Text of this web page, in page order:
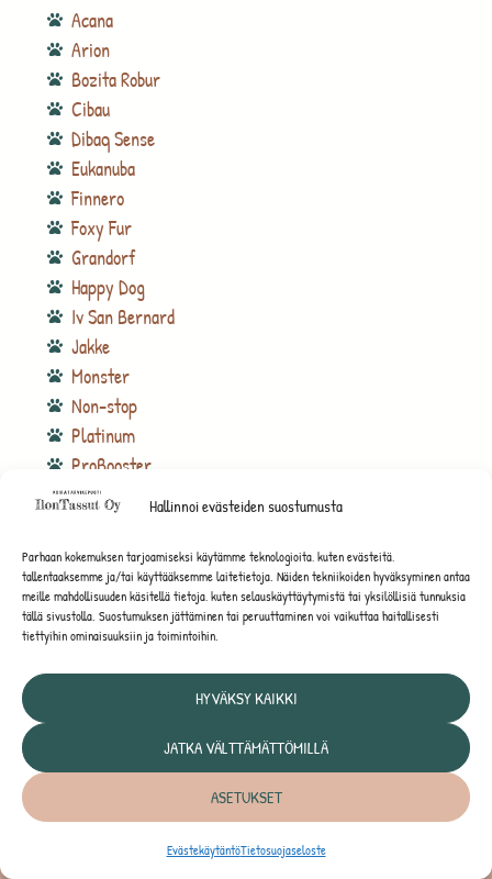
Hallinnoi evästeiden suostumusta
Parhaan kokemuksen tarjoamiseksi käytämme teknologioita, kuten evästeitä,
tallentaaksemme ja/tai käyttääksemme laitetietoja. Näiden tekniikoiden hyväksyminen antaa
meille mahdollisuuden käsitellä tietoja, kuten selauskäyttäytymistä tai yksilöllisiä tunnuksia
tällä sivustolla. Suostumuksen jättäminen tai peruuttaminen voi vaikuttaa haitallisesti
tiettyihin ominaisuuksiin ja toimintoihin.
HYVÄKSY KAIKKI
JATKA VÄLTTÄMÄTTÖMILLÄ
ASETUKSET
EvästekäytäntöTietosuojaseloste
Acana
Arion
Bozita Robur
Cibau
Dibaq Sense
Eukanuba
Finnero
Foxy Fur
Grandorf
Happy Dog
Iv San Bernard
Jakke
Monster
Non-stop
Platinum
ProBooster
Riverwood
Y-tunnus: 3129300-2
Osoite: Simasalonkatu 4, 57200 Savonlinna
050 3515433